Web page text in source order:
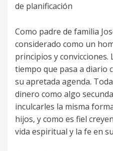
de planificación
Como padre de familia
considerado como un
principios y convicciones.
tiempo que pasa a diario
su apretada agenda.
dinero como algo
inculcarles la misma
hijos, y como es fiel
vida espiritual y la fe en